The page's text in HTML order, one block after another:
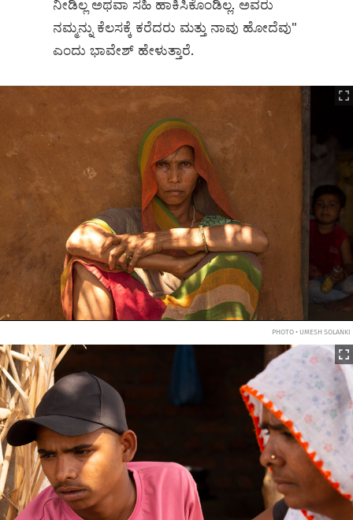
ನೀಡಿಲ್ಲ ಅಥವಾ ಸಹಿ ಹಾಕಿಸಿಕೊಂಡಿಲ್ಲ. ಅವರು
ನಮ್ಮನ್ನು ಕೆಲಸಕ್ಕೆ ಕರೆದರು ಮತ್ತು ನಾವು ಹೋದೆವು"
ಎಂದು ಭಾವೇಶ್‌ ಹೇಳುತ್ತಾರೆ.
PHOTO • UMESH SOLANKI